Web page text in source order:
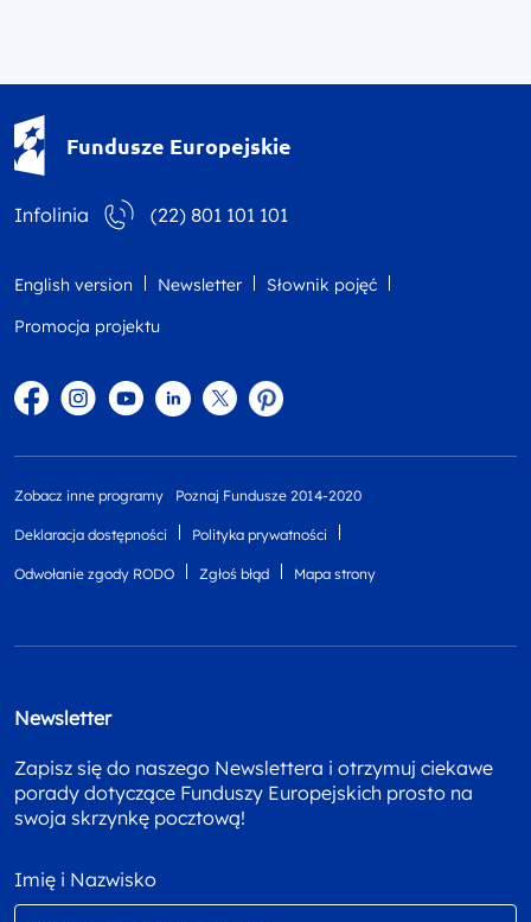
Fundusze Europejskie
Infolinia (22) 801 101 101
English version Newsletter
Słownik pojęć
Promocja projektu
FacebookInstagram
YouTubeLinkedintwitterPinterest
Zobacz inne programy Poznaj Fundusze 2014-2020
Deklaracja dostępności Polityka prywatności
Odwołanie zgody RODO Zgłoś błąd Mapa strony
Newsletter
Zapisz się do naszego Newslettera i otrzymuj ciekawe
porady dotyczące Funduszy Europejskich prosto na
swoja skrzynkę pocztową!
Imię i Nazwisko